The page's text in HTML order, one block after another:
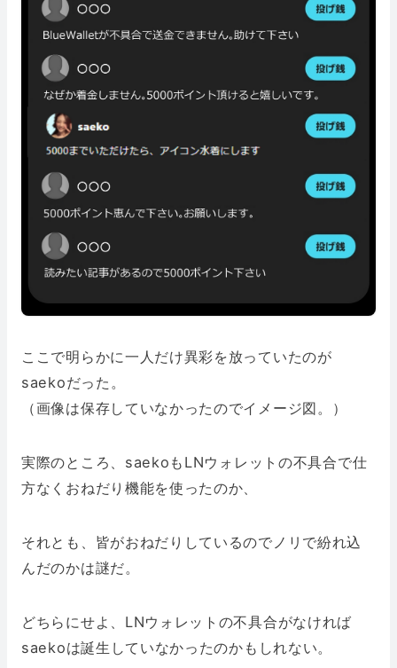
ここで明らかに一人だけ異彩を放っていたのが
saekoだった。
（画像は保存していなかったのでイメージ図。）
実際のところ、saekoもLNウォレットの不具合で仕
方なくおねだり機能を使ったのか、
それとも、皆がおねだりしているのでノリで紛れ込
んだのかは謎だ。
どちらにせよ、LNウォレットの不具合がなければ
saekoは誕生していなかったのかもしれない。